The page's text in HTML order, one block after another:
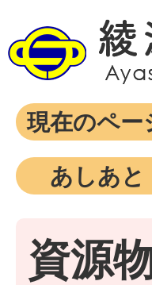
現在のペー
あしあと
資源